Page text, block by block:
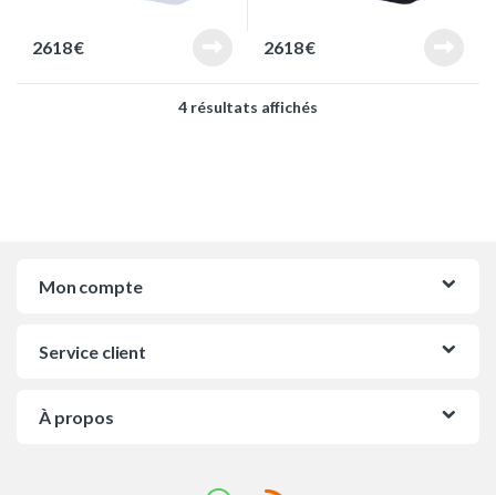
2618€ 2618€
4 résultats affichésTrié du plus récent au
Mon compte
Service client
À propos